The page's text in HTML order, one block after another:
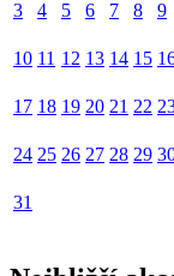
3 4 5 6 7 8 9
10 11 12 13 14 15
17 18 19 20 21 22
24 25 26 27 28 29
31